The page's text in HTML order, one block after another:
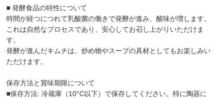
■ 発酵食品の特性について
時間が経つにつれて乳酸菌の働きで発酵が進み、酸味が増します。
これは自然なプロセスであり、安心してお召し上がりいただけま
す。
発酵が進んだキムチは、炒め物やスープの具材としてもお楽しみい
ただけます。
保存方法と賞味期限について
■保存方法: 冷蔵庫（10°C以下）で保存してください。特に陶器に